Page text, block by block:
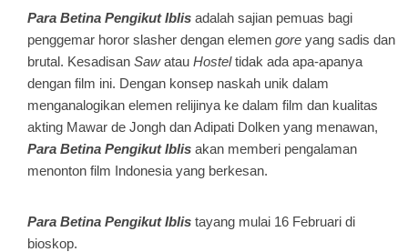
Para Betina Pengikut Iblis adalah sajian pemuas bagi
penggemar horor slasher dengan elemen gore yang sadis dan
brutal. Kesadisan Sawatau Hosteltidak ada apa-apanya
dengan film ini. Dengan konsep naskah unik dalam
menganalogikan elemen relijinya ke dalam film dan kualitas
akting Mawar de Jongh dan Adipati Dolken yang menawan,
Para Betina Pengikut Iblis akan memberi pengalaman
menonton film Indonesia yang berkesan.
Para Betina Pengikut Iblis tayang mulai 16 Februari di
bioskop.